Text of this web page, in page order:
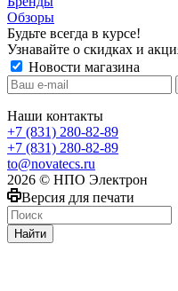
Обзоры
Будьте всегда в курсе!
Узнавайте о скидках и
Новости магазина
Наши контакты
+7 (831) 280-82-89
+7 (831) 280-82-89
to@novatecs.ru
2026 © НПО Электрон
Версия для печати
Найти